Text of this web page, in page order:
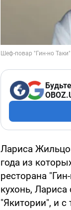
Лариса
года из
ресторана
кухонь,
"Якитории", и с